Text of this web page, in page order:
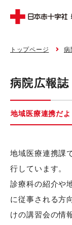
トップページ 病
病院広報誌
地域医療連携だよ
地域医療連携課
行しています。
診療科の紹介や
に従事される方
けの講習会の情